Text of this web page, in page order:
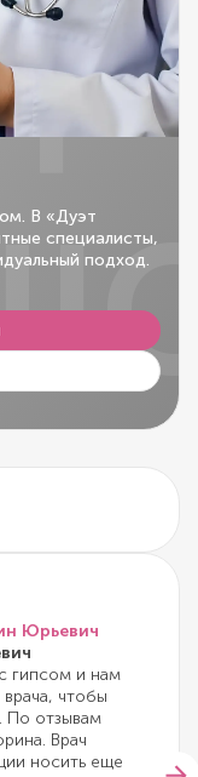
В «Дуэт
специалисты,
подход.
Юрьевич
гипсом и нам
чтобы
По отзывам
Врач
носить еще